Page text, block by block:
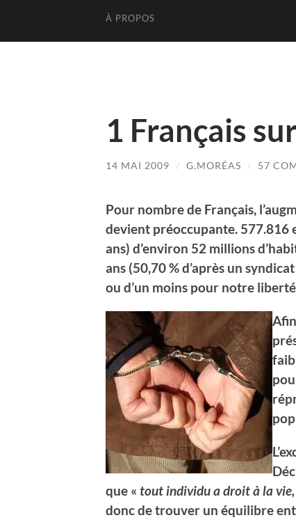
À PROPOS
1 Français
14 MAI 2009 / G.MORÉAS / 57
Pour nombre de Français,
devient préoccupante. 577.816
ans) d’environ 52 millions
ans (50,70 % d’après un
ou d’un moins pour notre
que « tout individu a droit à la
donc de trouver un équilibre